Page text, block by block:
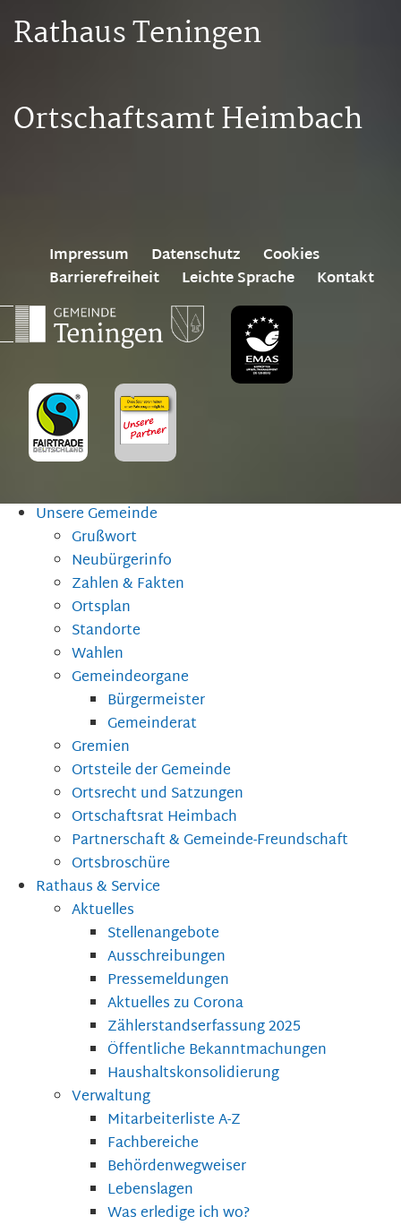
Rathaus Teningen
Ortschaftsamt Heimbach
Impressum Datenschutz
Cookies
Barrierefreiheit
Leichte Sprache Kontakt
Unsere Gemeinde
Grußwort
Neubürgerinfo
Zahlen & Fakten
Ortsplan
Standorte
Wahlen
Gemeindeorgane
Bürgermeister
Gemeinderat
Gremien
Ortsteile der Gemeinde
Ortsrecht und Satzungen
Ortschaftsrat Heimbach
Partnerschaft & Gemeinde-Freundschaft
Ortsbroschüre
Rathaus & Service
Aktuelles
Stellenangebote
Ausschreibungen
Pressemeldungen
Aktuelles zu Corona
Zählerstandserfassung 2025
Öffentliche Bekanntmachungen
Haushaltskonsolidierung
Verwaltung
Mitarbeiterliste A-Z
Fachbereiche
Behördenwegweiser
Lebenslagen
Was erledige ich wo?